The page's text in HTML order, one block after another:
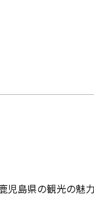
児島県の観光の魅